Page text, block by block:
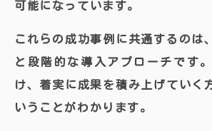
可能になっています。
これらの成功事例に共通するのは
と段階的な導入アプローチです
け、着実に成果を積み上げていく
いうことがわかります。